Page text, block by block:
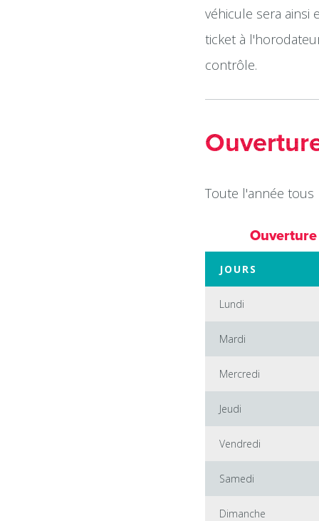
véhicule sera
ticket à
contrôle.
Toute l'année tous
JOURS
Lundi
Mardi
Mercredi
Jeudi
Vendredi
Samedi
Dimanche